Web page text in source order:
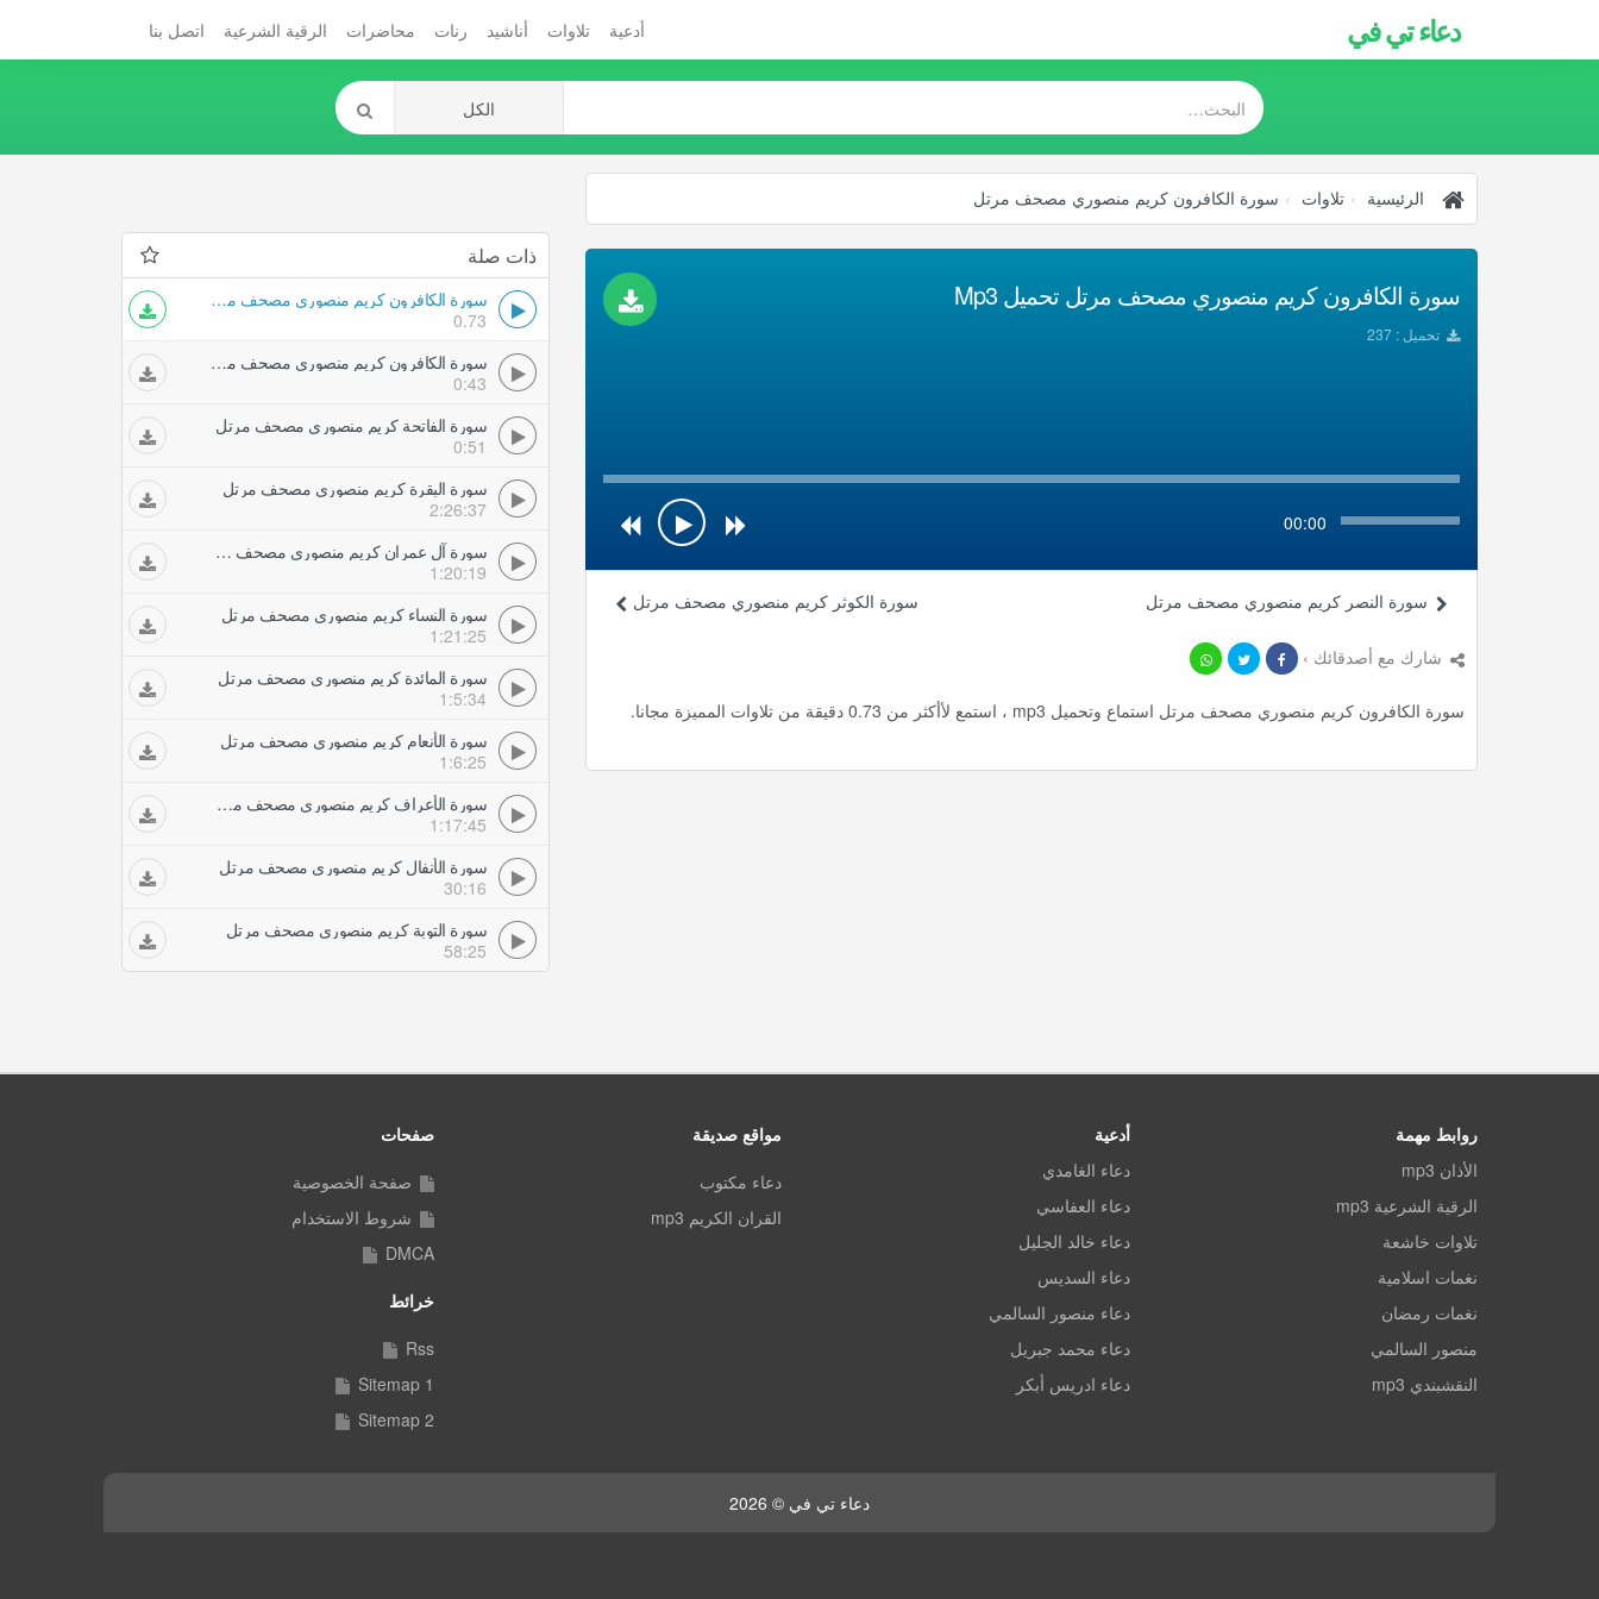
دعاء تي في أدعية تلاوات أناشيد رنات محاضرات الرقية الشرعية اتصل بنا
الرئيسية تلاوات سورة الكافرون كريم منصوري مصحف مرتل
سورة الكافرون كريم منصوري مصحف مرتل تحميل Mp3
تحميل : 237
00:00
سورة الكوثر كريم منصوري مصحف مرتل سورة النصر كريم منصوري مصحف مرتل
شارك مع أصدقائك ›
سورة الكافرون كريم منصوري مصحف مرتل استماع وتحميل mp3 ، استمع لأأكثر من 0.73 دقيقة من تلاوات المميزة مجانا.
ذات صلة
سورة الكافرون كريم منصوري مصحف مرتل
0.73
سورة الكافرون كريم منصوري مصحف مرتل
0:43
سورة الفاتحة كريم منصوري مصحف مرتل
0:51
سورة البقرة كريم منصوري مصحف مرتل
2:26:37
سورة آل عمران كريم منصوري مصحف مرتل
1:20:19
سورة النساء كريم منصوري مصحف مرتل
1:21:25
سورة المائدة كريم منصوري مصحف مرتل
1:5:34
سورة الأنعام كريم منصوري مصحف مرتل
1:6:25
سورة الأعراف كريم منصوري مصحف مرتل
1:17:45
سورة الأنفال كريم منصوري مصحف مرتل
30:16
سورة التوبة كريم منصوري مصحف مرتل
58:25
روابط مهمة
الأذان mp3
الرقية الشرعية mp3
تلاوات خاشعة
نغمات اسلامية
نغمات رمضان
منصور السالمي
النقشبندي mp3
أدعية
دعاء الغامدي
دعاء العفاسي
دعاء خالد الجليل
دعاء السديس
دعاء منصور السالمي
دعاء محمد جبريل
دعاء ادريس أبكر
مواقع صديقة
دعاء مكتوب
القران الكريم mp3
صفحات
صفحة الخصوصية
شروط الاستخدام
DMCA
خرائط
Rss
Sitemap 1
Sitemap 2
دعاء تي في © 2026